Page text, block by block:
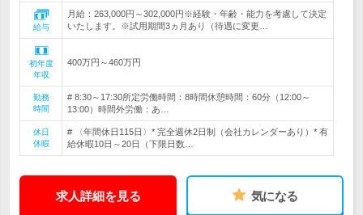
給与
月給：263,000円～302,000円※経験・年齢・能力を考慮して決定
いたします。※試用期間3ヵ月あり（待遇に変更…
初年度
年収
400万円～460万円
勤務
時間
# 8:30～17:30所定労働時間：8時間休憩時間：60分（12:00～
13:00）時間外労働：あ…
休日
休暇
# 〈年間休日115日〉* 完全週休2日制（会社カレンダーあり）* 有
給休暇10日～20日（下限日数…
求人詳細を見る 気になる